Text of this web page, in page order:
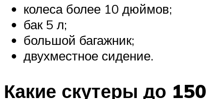
колеса более 10 дюймов;
бак 5 л;
большой багажник;
двухместное сидение.
Какие скутеры до 150